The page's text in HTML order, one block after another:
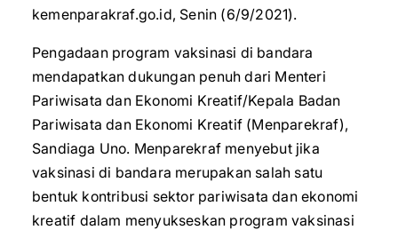
kemenparakraf.go.id, Senin (6/9/2021).
Pengadaan program vaksinasi di bandara
mendapatkan dukungan penuh dari Menteri
Pariwisata dan Ekonomi Kreatif/Kepala Badan
Pariwisata dan Ekonomi Kreatif (Menparekraf),
Sandiaga Uno. Menparekraf menyebut jika
vaksinasi di bandara merupakan salah satu
bentuk kontribusi sektor pariwisata dan ekonomi
kreatif dalam menyukseskan program vaksinasi